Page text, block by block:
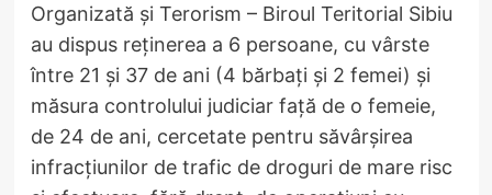
Organizată și Terorism – Biroul Teritorial Sibiu
au dispus reținerea a 6 persoane, cu vârste
între 21 și 37 de ani (4 bărbați și 2 femei) și
măsura controlului judiciar față de o femeie,
de 24 de ani, cercetate pentru săvârșirea
infracțiunilor de trafic de droguri de mare risc